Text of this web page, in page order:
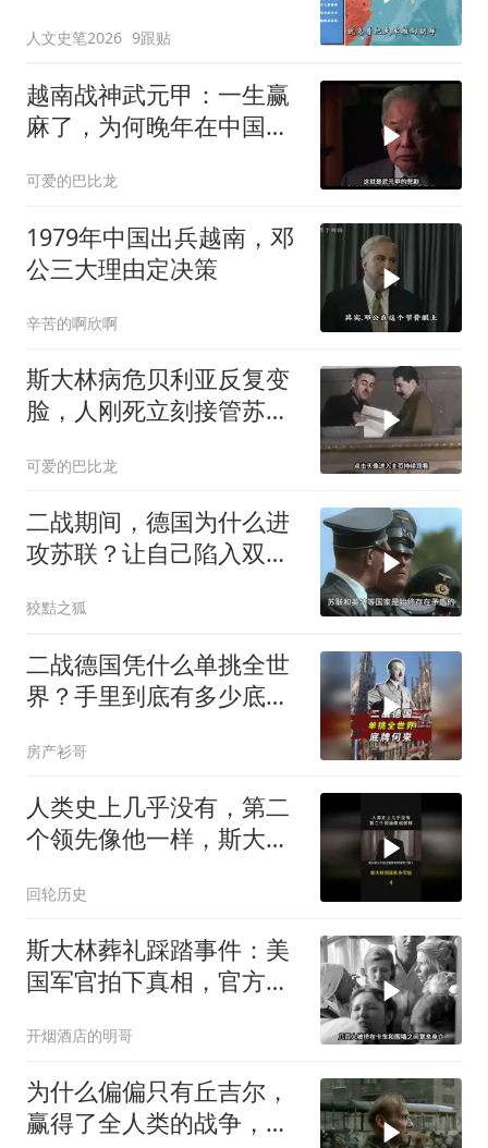
人文史笔2026 9跟贴
越南战神武元甲：一生赢
麻了，为何晚年在中国养
可爱的巴比龙
1979年中国出兵越南，邓
公三大理由定决策
辛苦的啊欣啊
斯大林病危贝利亚反复变
脸，人刚死立刻接管苏
可爱的巴比龙
二战期间，德国为什么进
攻苏联？让自己陷入双线
狡黠之狐
二战德国凭什么单挑全世
界？手里到底有多少底
房产衫哥
人类史上几乎没有，第二
个领先像他一样，斯大林
回轮历史
斯大林葬礼踩踏事件：美
国军官拍下真相，官方为
开烟酒店的明哥
为什么偏偏只有丘吉尔，
赢得了全人类的战争，却